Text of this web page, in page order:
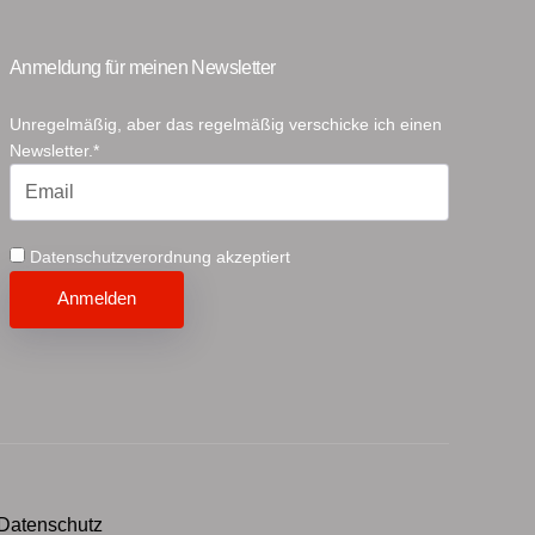
Anmeldung für meinen Newsletter
Unregelmäßig, aber das regelmäßig verschicke ich einen
Newsletter.*
Datenschutzverordnung akzeptiert